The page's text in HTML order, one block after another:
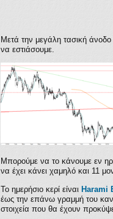
Μετά την μεγάλη τασική
να εστιάσουμε.
Μπορούμε να το κάνουμε εν
να έχει κάνει χαμηλό και 11
Το ημερήσιο κερί είναι Harami
έως την επάνω γραμμή του
στοιχεία που θα έχουν